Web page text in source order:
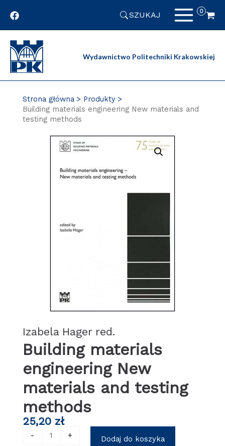
SZUKAJ
Wydawnictwo Politechniki Krakowskiej
Strona główna
Produkty
Building materials engineering New materials and
testing methods
Izabela Hager red.
Building materials
engineering New
materials and testing
methods
25,20 zł
- + Dodaj do koszyka